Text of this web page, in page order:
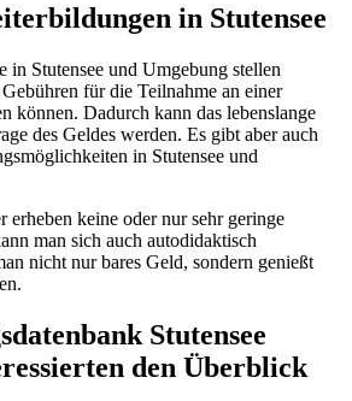
in Stutensee
in Stutensee und Umgebung stellen
für die Teilnahme an einer
können. Dadurch kann das lebenslange
des Geldes werden. Es gibt aber auch
in Stutensee und
erheben keine oder nur sehr geringe
man sich auch autodidaktisch
nicht nur bares Geld, sondern genießt
Stutensee
den Überblick